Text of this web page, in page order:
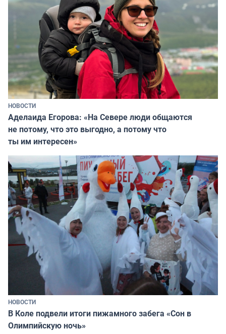
НОВОСТИ
Аделаида Егорова: «На Севере люди общаются
не потому, что это выгодно, а потому что
ты им интересен»
НОВОСТИ
В Коле подвели итоги пижамного забега «Сон в
Олимпийскую ночь»